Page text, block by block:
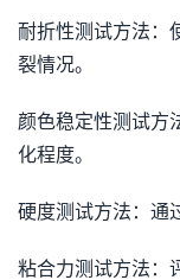
耐折性测试方法：
裂情况。
颜色稳定性测试方
化程度。
硬度测试方法：通
粘合力测试方法：